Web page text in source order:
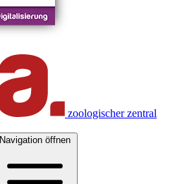
zoologischer zentral
Navigation öffnen